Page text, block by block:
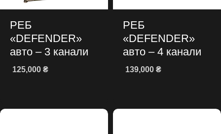
РЕБ
«DEFENDER»
авто – 3 канали
125,000 ₴
РЕБ
«DEFENDER»
авто – 4 канали
139,000 ₴